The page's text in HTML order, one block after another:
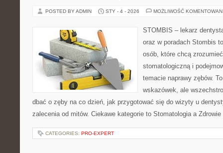
POSTED BY ADMIN STY - 4 - 2026 MOŻLIWOŚĆ
STOMBIS – lekarz
oraz w poradach Stombis
osób, które chcą
stomatologiczną i
temacie naprawy zębów.
wskazówek, ale
dbać o zęby na co dzień, jak przygotować się do wizyty u
zalecenia od mitów. Ciekawe kategorie to Stomatologia a
CATEGORIES: PRO-EXPERT